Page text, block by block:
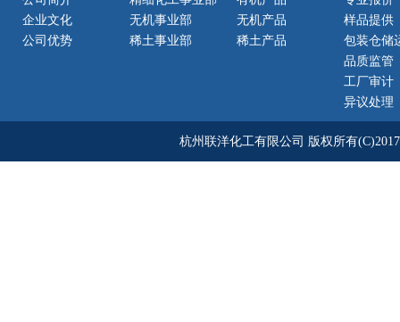
企业文化
公司优势
无机事业部
稀土事业部
无机产品
稀土产品
样品提供
包装仓储
品质监管
工厂审计
异议处理
杭州联洋化工有限公司 版权所有(C)2017